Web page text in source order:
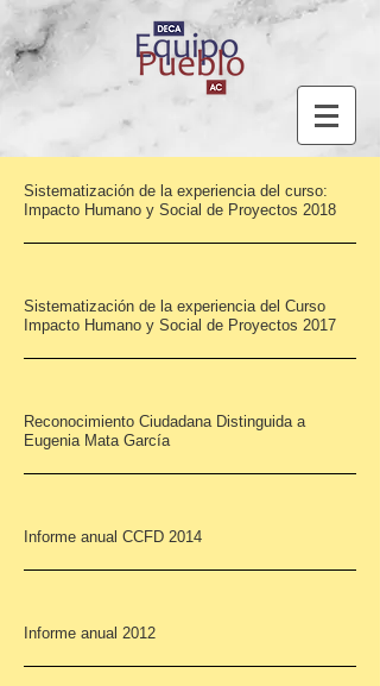
Sistematización de la experiencia del curso:
Impacto Humano y Social de Proyectos 2018
Sistematización de la experiencia del Curso
Impacto Humano y Social de Proyectos 2017
Reconocimiento Ciudadana Distinguida a
Eugenia Mata García
Informe anual CCFD 2014
Informe anual 2012